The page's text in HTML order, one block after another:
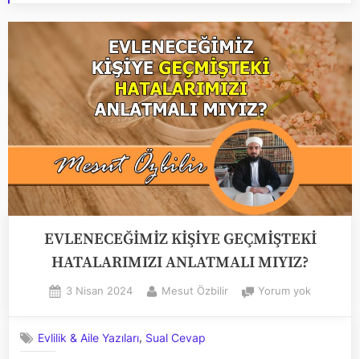
EVLENECEĞİMİZ KİŞİYE GEÇMİŞTEKİ
HATALARIMIZI ANLATMALI MIYIZ?
Posted
3 Nisan 2024 By
Mesut Özbilir Yorum yok
Evlilik & Aile Yazıları, Sual Cevap